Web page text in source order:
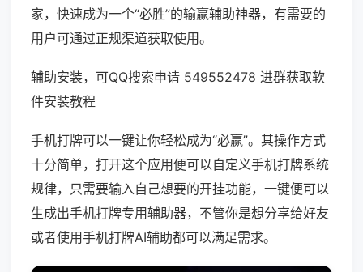
家，快速成为一个“必胜”的输赢辅助神器，有需要的
用户可通过正规渠道获取使用。
辅助安装，可QQ搜索申请 549552478 进群获取软
件安装教程
手机打牌可以一键让你轻松成为“必赢”。其操作方式
十分简单，打开这个应用便可以自定义手机打牌系统
规律，只需要输入自己想要的开挂功能，一键便可以
生成出手机打牌专用辅助器，不管你是想分享给好友
或者使用手机打牌AI辅助都可以满足需求。